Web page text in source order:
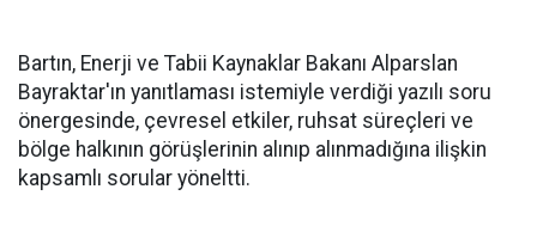
Bartın, Enerji ve Tabii Kaynaklar Bakanı Alparslan
Bayraktar'ın yanıtlaması istemiyle verdiği yazılı soru
önergesinde, çevresel etkiler, ruhsat süreçleri ve
bölge halkının görüşlerinin alınıp alınmadığına ilişkin
kapsamlı sorular yöneltti.